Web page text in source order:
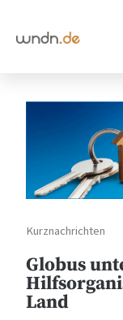
Kurznachrichten
Globus
Land